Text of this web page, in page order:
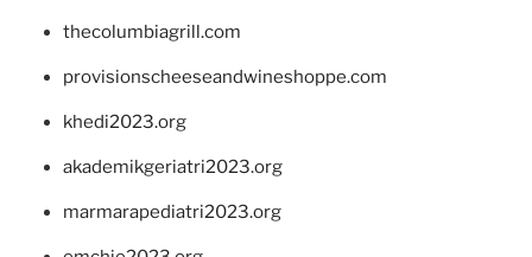
thecolumbiagrill.com
provisionscheeseandwineshoppe.com
khedi2023.org
akademikgeriatri2023.org
marmarapediatri2023.org